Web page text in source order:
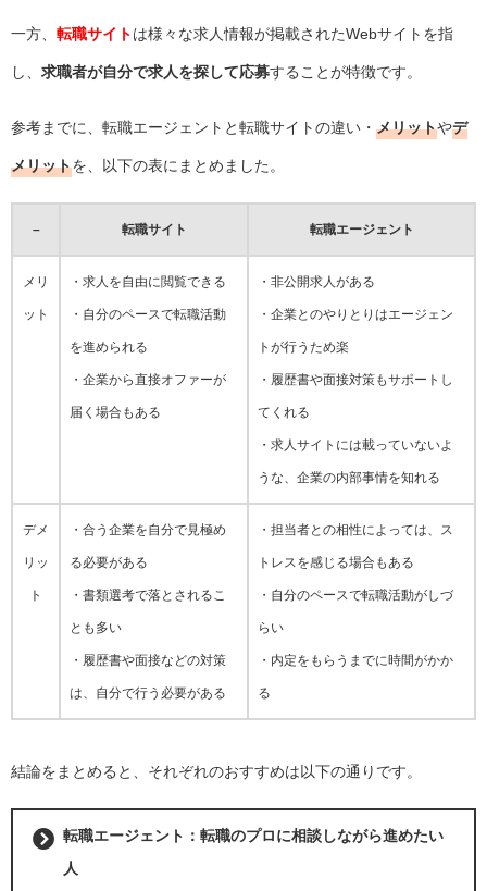
一方、 転職サイトは様々な求人情報が掲載されたWebサイトを指
し、 求職者が自分で求人を探して応募することが特徴です。
参考までに、転職エージェントと転職サイトの違い・ メリットやデ
メリットを、以下の表にまとめました。
– 転職サイト 転職エージェント
メリ
ット
・求人を自由に閲覧できる
・自分のペースで転職活動
を進められる
・企業から直接オファーが
届く場合もある
・非公開求人がある
・企業とのやりとりはエージェン
トが行うため楽
・履歴書や面接対策もサポートし
てくれる
・求人サイトには載っていないよ
うな、企業の内部事情を知れる
デメ
リッ
ト
・合う企業を自分で見極め
る必要がある
・書類選考で落とされるこ
とも多い
・履歴書や面接などの対策
は、自分で行う必要がある
・担当者との相性によっては、ス
トレスを感じる場合もある
・自分のペースで転職活動がしづ
らい
・内定をもらうまでに時間がかか
る
結論をまとめると、それぞれのおすすめは以下の通りです。
転職エージェント：転職のプロに相談しながら進めたい
人